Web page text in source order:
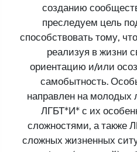
созданию
преследуем цель
способствовать тому,
реализуя в жизни
ориентацию и/или
самобытность.
направлен на
ЛГБТ*И* с их
сложностями, а также
сложных жизненных